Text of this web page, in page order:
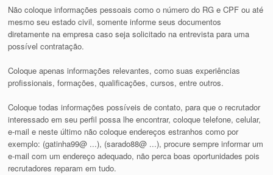
Não coloque informações pessoais como o número do RG e CPF ou até
mesmo seu estado civil, somente informe seus documentos
diretamente na empresa caso seja solicitado na entrevista para uma
possível contratação.
Coloque apenas informações relevantes, como suas experiências
profissionais, formações, qualificações, cursos, entre outros.
Coloque todas informações possíveis de contato, para que o recrutador
interessado em seu perfil possa lhe encontrar, coloque telefone, celular,
e-mail e neste último não coloque endereços estranhos como por
exemplo: (gatinha99@ ...), (sarado88@ ...), procure sempre informar um
e-mail com um endereço adequado, não perca boas oportunidades pois
recrutadores reparam em tudo.